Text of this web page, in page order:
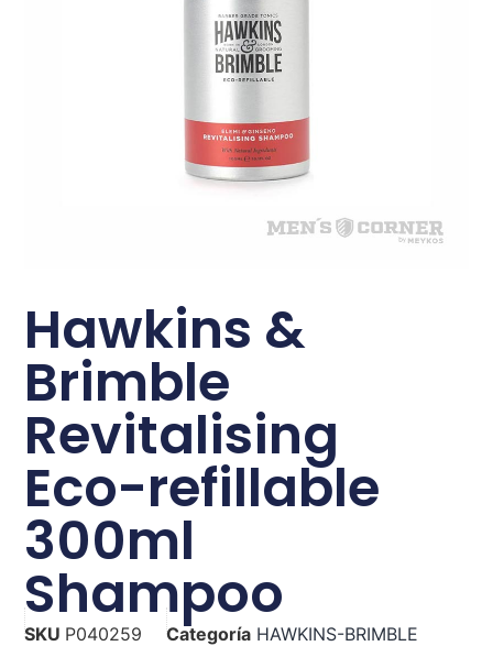
Hawkins &
Brimble
Revitalising
Eco-refillable
300ml
Shampoo
SKU P040259 Categoría HAWKINS-BRIMBLE